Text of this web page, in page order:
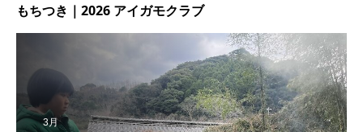
もちつき｜2026 アイガモクラブ
3月